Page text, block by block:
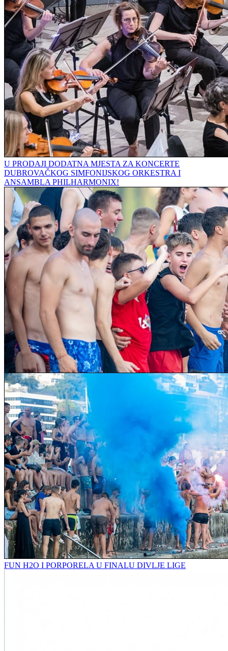
U PRODAJI DODATNA MJESTA ZA KONCERTE
DUBROVAČKOG SIMFONIJSKOG ORKESTRA I
ANSAMBLA PHILHARMONIX!
FUN H2O I PORPORELA U FINALU DIVLJE LIGE